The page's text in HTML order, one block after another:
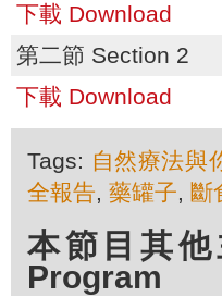
下載 Download
第二節 Section 2
下載 Download
Tags: 自然療法與
全報告, 藥罐子, 斷
本節目其
Program